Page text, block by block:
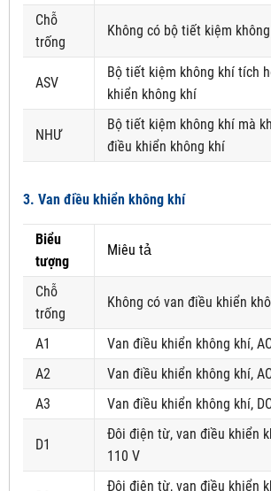
Chỗ
trống
Không có bộ tiết kiệm
ASV
Bộ tiết kiệm không khí tích
khiển không khí
NHƯ
Bộ tiết kiệm không khí mà
điều khiển không khí
3. Van điều khiển không khí
Biểu
tượng
Miêu tả
Chỗ
trống
Không có van điều khiển
A1
Van điều khiển không khí,
A2
Van điều khiển không khí,
A3
Van điều khiển không khí,
D1
Đôi điện từ, van điều khiển
110 V
Đôi điện từ, van điều khiển